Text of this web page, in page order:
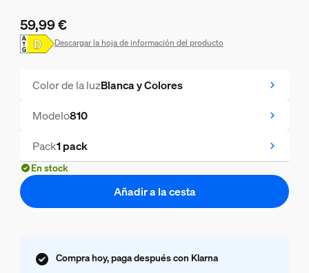
El precio actual es 59,99 €
59,99 €
Descargar la hoja de información del producto
Color de la luzBlanca y Colores
Modelo810
Pack1 pack
En stock
Añadir a la cesta
Compra hoy, paga después con Klarna